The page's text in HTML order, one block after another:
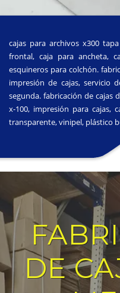
cajas para archivos x300
frontal, caja para ancheta,
esquineros para colchón.
impresión de cajas, servicio
segunda. fabricación de cajas
x-100, impresión para cajas,
transparente, vinipel, plástico
DE